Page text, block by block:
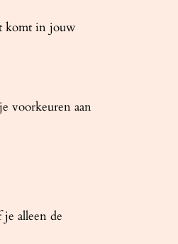
komt in jouw
voorkeuren aan
alleen de